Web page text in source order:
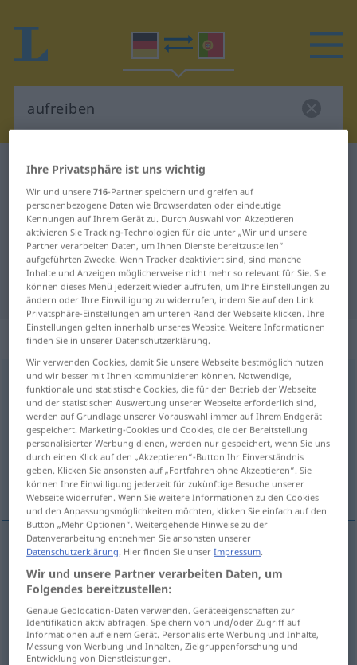
Deutsch-Portugiesisch Wörterbuch
Deutsch-Portugiesisch
Übersetzung für "aufreiben"
"aufreiben" Portugiesisch
Übersetzung
„aufreiben“
aufreiben
Übersicht aller Übersetzungen
(Für mehr Details die Übersetzung anklicken/antippen)
escoriar, esfolar, gastar, cansar, destruir,
aniquilar
escoriar aufreiben
esfolar BRAS aufreiben
gastar,cansar aufreibenKräfte
Ihre Privatsphäre ist uns wichtig
Wir und unsere716-Partner speichern und greifen auf
personenbezogene Daten wie Browserdaten oder eindeutige
Kennungen auf Ihrem Gerät zu. Durch Auswahl von Akzeptieren
aktivieren Sie Tracking-Technologien für die unter „Wir und unsere
Partner verarbeiten Daten, um Ihnen Dienste bereitzustellen“
aufgeführten Zwecke. Wenn Tracker deaktiviert sind, sind manche
Inhalte und Anzeigen möglicherweise nicht mehr so relevant für Sie. Sie
können dieses Menü jederzeit wieder aufrufen, um Ihre Einstellungen zu
ändern oder Ihre Einwilligung zu widerrufen, indem Sie auf den Link
Privatsphäre-Einstellungen am unteren Rand der Webseite klicken. Ihre
Einstellungen gelten innerhalb unseres Website. Weitere Informationen
finden Sie in unserer Datenschutzerklärung.
Wir verwenden Cookies, damit Sie unsere Webseite bestmöglich nutzen
und wir besser mit Ihnen kommunizieren können. Notwendige,
funktionale und statistische Cookies, die für den Betrieb der Webseite
und der statistischen Auswertung unserer Webseite erforderlich sind,
werden auf Grundlage unserer Vorauswahl immer auf Ihrem Endgerät
gespeichert. Marketing-Cookies und Cookies, die der Bereitstellung
personalisierter Werbung dienen, werden nur gespeichert, wenn Sie uns
durch einen Klick auf den „Akzeptieren“-Button Ihr Einverständnis
geben. Klicken Sie ansonsten auf „Fortfahren ohne Akzeptieren“. Sie
können Ihre Einwilligung jederzeit für zukünftige Besuche unserer
Webseite widerrufen. Wenn Sie weitere Informationen zu den Cookies
und den Anpassungsmöglichkeiten möchten, klicken Sie einfach auf den
Button „Mehr Optionen“. Weitergehende Hinweise zu der
Datenverarbeitung entnehmen Sie ansonsten unserer
Datenschutzerklärung. Hier finden Sie unserImpressum.
Wir und unsere Partner verarbeiten Daten, um
Folgendes bereitzustellen:
Genaue Geolocation-Daten verwenden. Geräteeigenschaften zur
Identifikation aktiv abfragen. Speichern von und/oder Zugriff auf
Informationen auf einem Gerät. Personalisierte Werbung und Inhalte,
Messung von Werbung und Inhalten, Zielgruppenforschung und
Entwicklung von Dienstleistungen.